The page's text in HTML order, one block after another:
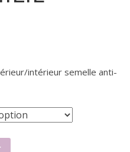
intérieur semelle anti-